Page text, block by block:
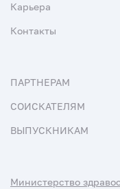
Карьера
Контакты
ПАРТНЕРАМ
СОИСКАТЕЛЯМ
ВЫПУСКНИКАМ
Министерство